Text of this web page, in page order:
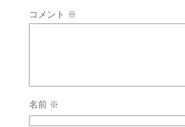
コメント ※
名前 ※